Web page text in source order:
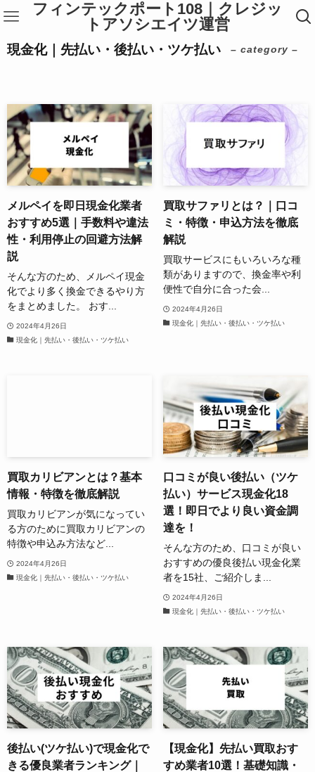
フィンテックポート108｜クレジッ
トアソシエイツ運営
現金化｜先払い・後払い・ツケ払い – category –
メルペイを即日現金化業者
おすすめ5選｜手数料や違法
性・利用停止の回避方法解
説
そんな方のため、メルペイ現金
化でより多く換金できるやり方
をまとめました。 おす...
2024年4月26日
現金化｜先払い・後払い・ツケ払い
買取サファリとは？｜口コ
ミ・特徴・申込方法を徹底
解説
買取サービスにもいろいろな種
類がありますので、換金率や利
便性で自分に合った会...
2024年4月26日
現金化｜先払い・後払い・ツケ払い
買取カリビアンとは？基本
情報・特徴を徹底解説
買取カリビアンが気になってい
る方のために買取カリビアンの
特徴や申込み方法など...
2024年4月26日
現金化｜先払い・後払い・ツケ払い
口コミが良い後払い（ツケ
払い）サービス現金化18
選！即日でより良い資金調
達を！
そんな方のため、口コミが良い
おすすめの優良後払い現金化業
者を15社、ご紹介しま...
2024年4月26日
現金化｜先払い・後払い・ツケ払い
後払い(ツケ払い)で現金化で
きる優良業者ランキング｜
【現金化】先払い買取おす
すめ業者10選！基礎知識・